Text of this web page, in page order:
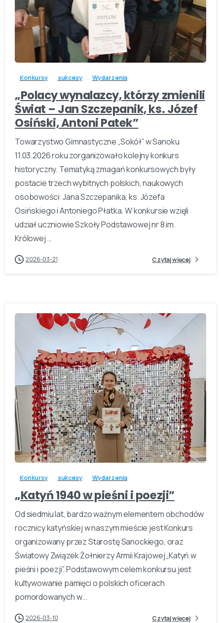
-
Konkursy sukcesy Wydarzenia
„Polacy wynalazcy, którzy zmienili
Świat – Jan Szczepanik, ks. Józef
Osiński, Antoni Patek”
Towarzystwo Gimnastyczne „Sokół” w Sanoku
11.03.2026 roku zorganizowało kolejny konkurs
historyczny. Tematyką zmagań konkursowych były
postacie trzech wybitnych polskich, naukowych
osobowości: Jana Szczepanika, ks. Józefa
Osińskiego i Antoniego Płatka. W konkursie wzięli
udział uczniowie Szkoły Podstawowej nr 8 im.
Królowej...
2026-03-21 Czytaj więcej
-
Konkursy sukcesy Wydarzenia
„Katyń 1940 w pieśni i poezji”
Od siedmiu lat, bardzo ważnym elementem obchodów
rocznicy katyńskiej w naszym mieście jest Konkurs
organizowany przez Starostę Sanockiego, oraz
Światowy Związek Żołnierzy Armii Krajowej „Katyń w
pieśni i poezji”. Podstawowym celem konkursu jest
kultywowanie pamięci o polskich oficerach
pomordowanych w...
2026-03-10 Czytaj więcej